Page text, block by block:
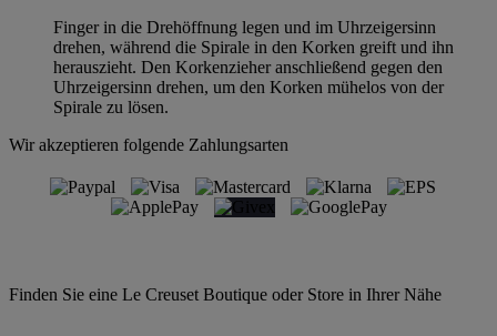
Finger in die Drehöffnung legen und im Uhrzeigersinn
drehen, während die Spirale in den Korken greift und ihn
herauszieht. Den Korkenzieher anschließend gegen den
Uhrzeigersinn drehen, um den Korken mühelos von der
Spirale zu lösen.
Wir akzeptieren folgende Zahlungsarten
Finden Sie eine Le Creuset Boutique oder Store in Ihrer Nähe